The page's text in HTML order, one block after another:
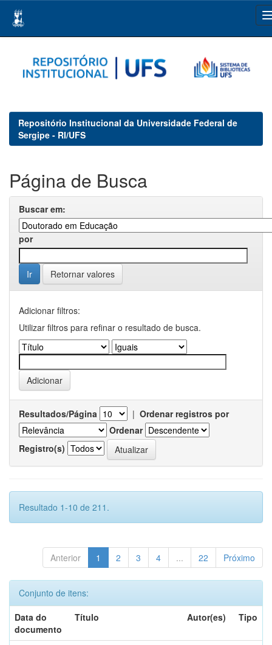
navigation
Repositório Institucional da Universidade Federal de
Sergipe - RI/UFS
Página de Busca
Buscar em:
por
Retornar valores
Adicionar filtros:
Utilizar filtros para refinar o resultado de busca.
Resultados/Página | Ordenar registros por
Ordenar
Registro(s)
Resultado 1-10 de 211.
Anterior 1 2 3 4 ... 22 Próximo
Conjunto de itens:
Data do
documento
Título Autor(es) Tipo